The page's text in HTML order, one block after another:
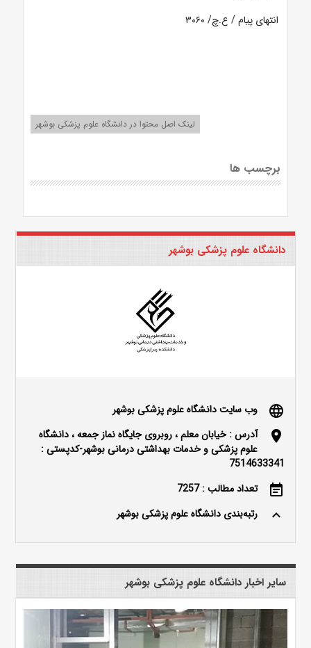
انتهای پیام / ع.چ/ ۳۰۶۰
لینک اصل محتوا در دانشگاه علوم پزشکی بوشهر
برچسب ها
دانشگاه علوم پزشکی بوشهر
language وب سایت دانشگاه علوم پزشکی بوشهر
location_on
آدرس : خیابان معلم ، روبروی جایگاه نماز جمعه ، دانشگاه
علوم پزشکی و خدمات بهداشتی درمانی بوشهر-کدپستی :
7514633341
event_note تعداد مطالب : 7257
keyboard_arrow_up رتبه‌بندی دانشگاه علوم پزشکی بوشهر
سایر اخبار دانشگاه علوم پزشکی بوشهر